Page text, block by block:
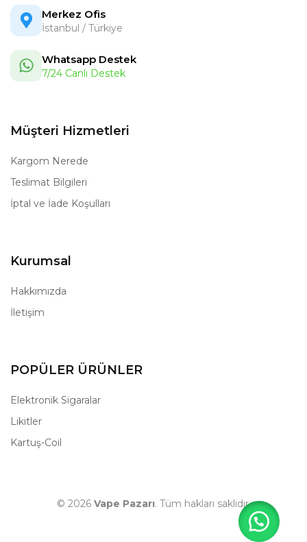
Merkez Ofis
İstanbul / Türkiye
Whatsapp Destek
7/24 Canlı Destek
Müşteri Hizmetleri
Kargom Nerede
Teslimat Bilgileri
İptal ve İade Koşulları
Kurumsal
Hakkımızda
İletişim
POPÜLER ÜRÜNLER
Elektronik Sigaralar
Likitler
Kartuş-Coil
© 2026 Vape Pazarı. Tüm hakları saklıdır.